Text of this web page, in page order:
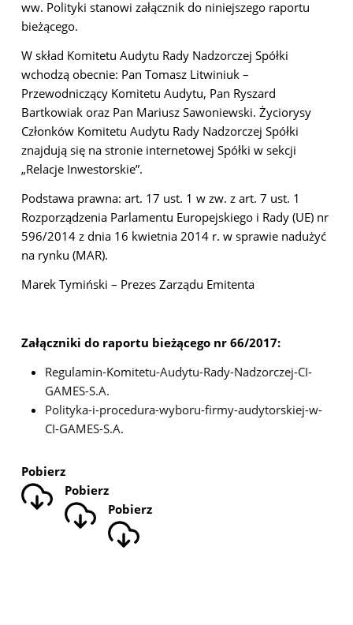
ww. Polityki stanowi załącznik do niniejszego raportu
bieżącego.
W skład Komitetu Audytu Rady Nadzorczej Spółki
wchodzą obecnie: Pan Tomasz Litwiniuk –
Przewodniczący Komitetu Audytu, Pan Ryszard
Bartkowiak oraz Pan Mariusz Sawoniewski. Życiorysy
Członków Komitetu Audytu Rady Nadzorczej Spółki
znajdują się na stronie internetowej Spółki w sekcji
„Relacje Inwestorskie”.
Podstawa prawna: art. 17 ust. 1 w zw. z art. 7 ust. 1
Rozporządzenia Parlamentu Europejskiego i Rady (UE) nr
596/2014 z dnia 16 kwietnia 2014 r. w sprawie nadużyć
na rynku (MAR).
Marek Tymiński – Prezes Zarządu Emitenta
Załączniki do raportu bieżącego nr 66/2017:
Regulamin-Komitetu-Audytu-Rady-Nadzorczej-CI-
GAMES-S.A.
Polityka-i-procedura-wyboru-firmy-audytorskiej-w-
CI-GAMES-S.A.
Pobierz
Pobierz
Pobierz